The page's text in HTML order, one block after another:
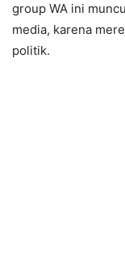
group WA ini
media, karena
politik.